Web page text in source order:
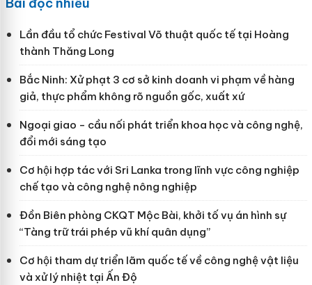
Lần đầu tổ chức Festival Võ thuật quốc tế tại Hoàng
thành Thăng Long
Bắc Ninh: Xử phạt 3 cơ sở kinh doanh vi phạm về hàng
giả, thực phẩm không rõ nguồn gốc, xuất xứ
Ngoại giao - cầu nối phát triển khoa học và công nghệ,
đổi mới sáng tạo
Cơ hội hợp tác với Sri Lanka trong lĩnh vực công nghiệp
chế tạo và công nghệ nông nghiệp
Đồn Biên phòng CKQT Mộc Bài, khởi tố vụ án hình sự
“Tàng trữ trái phép vũ khí quân dụng”
Cơ hội tham dự triển lãm quốc tế về công nghệ vật liệu
và xử lý nhiệt tại Ấn Độ